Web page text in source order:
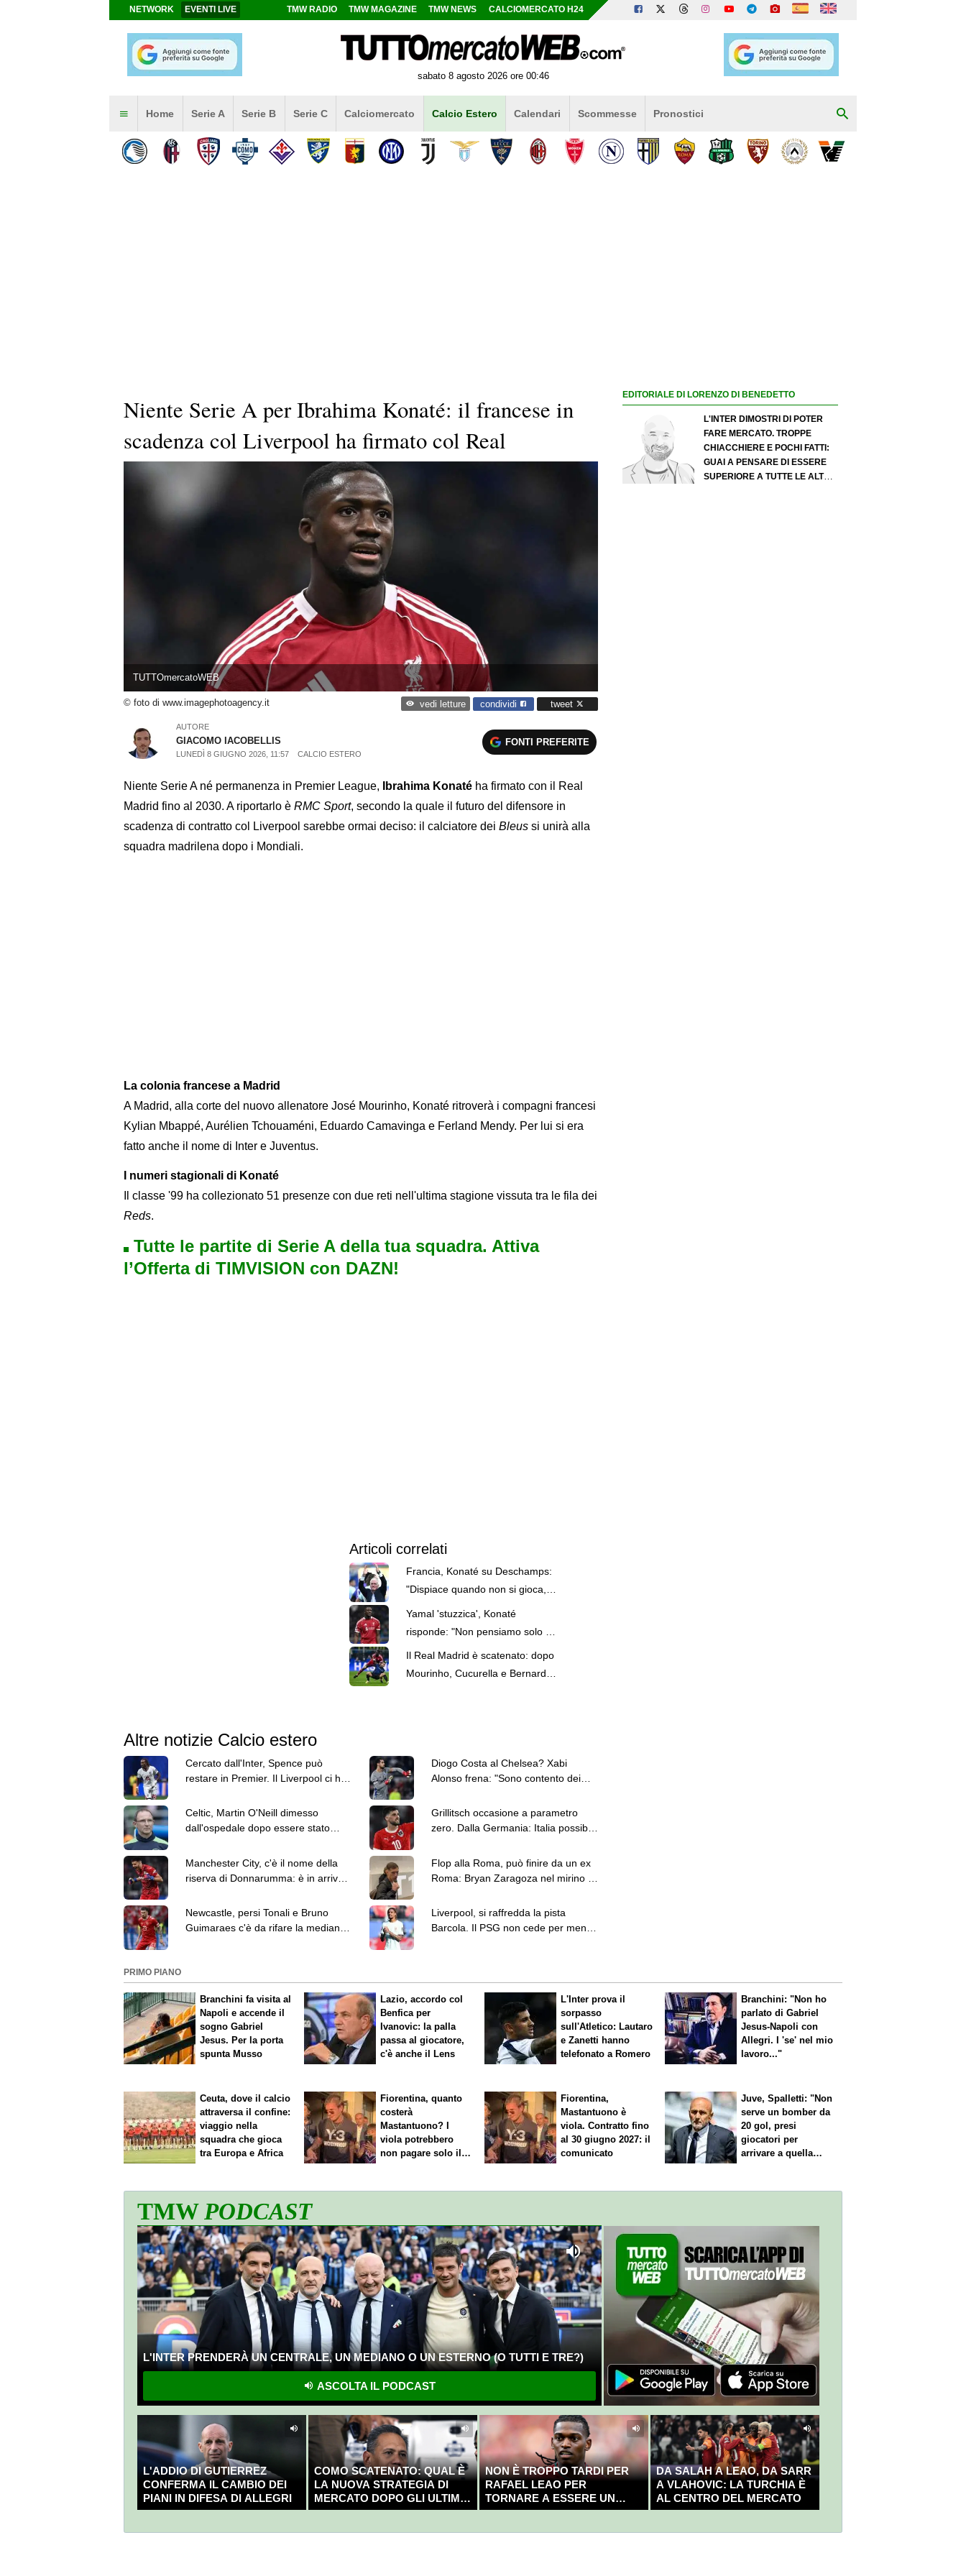
NETWORK EVENTI LIVE TMW RADIO TMW MAGAZINE TMW NEWS CALCIOMERCATO H24
sabato 8 agosto 2026 ore 00:46
Home Serie A Serie B Serie C Calciomercato Calcio Estero Calendari Scommesse Pronostici
Niente Serie A per Ibrahima Konaté: il francese in
scadenza col Liverpool ha firmato col Real
TUTTOmercatoWEB
© foto di www.imagephotoagency.it vedi letture condividi tweet
AUTORE
GIACOMO IACOBELLIS
LUNEDÌ 8 GIUGNO 2026, 11:57 CALCIO ESTERO
FONTI PREFERITE
Niente Serie A né permanenza in Premier League, Ibrahima Konaté ha firmato con il Real
Madrid fino al 2030. A riportarlo è RMC Sport, secondo la quale il futuro del difensore in
scadenza di contratto col Liverpool sarebbe ormai deciso: il calciatore dei Bleus si unirà alla
squadra madrilena dopo i Mondiali.
La colonia francese a Madrid
A Madrid, alla corte del nuovo allenatore José Mourinho, Konaté ritroverà i compagni francesi
Kylian Mbappé, Aurélien Tchouaméni, Eduardo Camavinga e Ferland Mendy. Per lui si era
fatto anche il nome di Inter e Juventus.
I numeri stagionali di Konaté
Il classe '99 ha collezionato 51 presenze con due reti nell'ultima stagione vissuta tra le fila dei
Reds.
Tutte le partite di Serie A della tua squadra. Attiva
l’Offerta di TIMVISION con DAZN!
Articoli correlati
Francia, Konaté su Deschamps:
"Dispiace quando non si gioca,
Yamal 'stuzzica', Konaté
risponde: "Non pensiamo solo a
lui, ma a tutta la Spagna"
Il Real Madrid è scatenato: dopo
Mourinho, Cucurella e Bernardo
Altre notizie Calcio estero
Cercato dall'Inter, Spence può
restare in Premier. Il Liverpool ci ha
Diogo Costa al Chelsea? Xabi
Alonso frena: "Sono contento dei
Celtic, Martin O'Neill dimesso
dall'ospedale dopo essere stato
Grillitsch occasione a parametro
zero. Dalla Germania: Italia possibile
Manchester City, c'è il nome della
riserva di Donnarumma: è in arrivo
Flop alla Roma, può finire da un ex
Roma: Bryan Zaragoza nel mirino di
Newcastle, persi Tonali e Bruno
Guimaraes c'è da rifare la mediana.
Liverpool, si raffredda la pista
Barcola. Il PSG non cede per meno
EDITORIALE DI LORENZO DI BENEDETTO
L'INTER DIMOSTRI DI POTER
FARE MERCATO. TROPPE
CHIACCHIERE E POCHI FATTI:
GUAI A PENSARE DI ESSERE
SUPERIORE A TUTTE LE ALTRE
PRIMO PIANO
Branchini fa visita al
Napoli e accende il
sogno Gabriel
Jesus. Per la porta
spunta Musso
Lazio, accordo col
Benfica per
Ivanovic: la palla
passa al giocatore,
c'è anche il Lens
L'Inter prova il
sorpasso
sull'Atletico: Lautaro
e Zanetti hanno
telefonato a Romero
Branchini: "Non ho
parlato di Gabriel
Jesus-Napoli con
Allegri. I 'se' nel mio
lavoro..."
Ceuta, dove il calcio
attraversa il confine:
viaggio nella
squadra che gioca
tra Europa e Africa
Fiorentina, quanto
costerà
Mastantuono? I
viola potrebbero
non pagare solo il
Fiorentina,
Mastantuono è
viola. Contratto fino
al 30 giugno 2027: il
comunicato
Juve, Spalletti: "Non
serve un bomber da
20 gol, presi
giocatori per
arrivare a quella
TMWPODCAST
L'INTER PRENDERÀ UN CENTRALE, UN MEDIANO O UN ESTERNO (O TUTTI E TRE?)
ASCOLTA IL PODCAST
L'ADDIO DI GUTIERREZ
CONFERMA IL CAMBIO DEI
PIANI IN DIFESA DI ALLEGRI
COMO SCATENATO: QUAL È
LA NUOVA STRATEGIA DI
MERCATO DOPO GLI ULTIMI
COLPI?
NON È TROPPO TARDI PER
RAFAEL LEAO PER
TORNARE A ESSERE UN
CAMPIONE
DA SALAH A LEAO, DA SARR
A VLAHOVIC: LA TURCHIA È
AL CENTRO DEL MERCATO